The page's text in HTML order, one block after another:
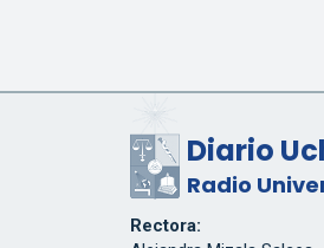
Diario
Radio
Rectora: